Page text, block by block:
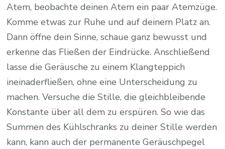
Atem, beobachte deinen Atem ein paar Atemzüge.
Komme etwas zur Ruhe und auf deinem Platz an.
Dann öffne dein Sinne, schaue ganz bewusst und
erkenne das Fließen der Eindrücke. Anschließend
lasse die Geräusche zu einem Klangteppich
ineinaderfließen, ohne eine Unterscheidung zu
machen. Versuche die Stille, die gleichbleibende
Konstante über all dem zu erspüren. So wie das
Summen des Kühlschranks zu deiner Stille werden
kann, kann auch der permanente Geräuschpegel